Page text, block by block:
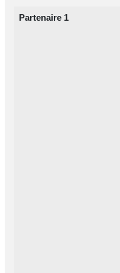
Partenaire 1